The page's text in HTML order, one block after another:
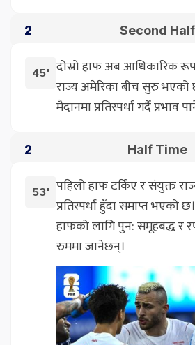
2 Second Half
45' दोस्रो हाफ अब आधिकारिक
राज्य अमेरिका बीच सुरु
मैदानमा प्रतिस्पर्धा गर्दै प्रभाव
2 Half Time
53' पहिलो हाफ टर्किए र संयुक्त
प्रतिस्पर्धा हुँदा समाप्त भएको
हाफको लागि पुन: समूहबद्ध र
रुममा जानेछन्।